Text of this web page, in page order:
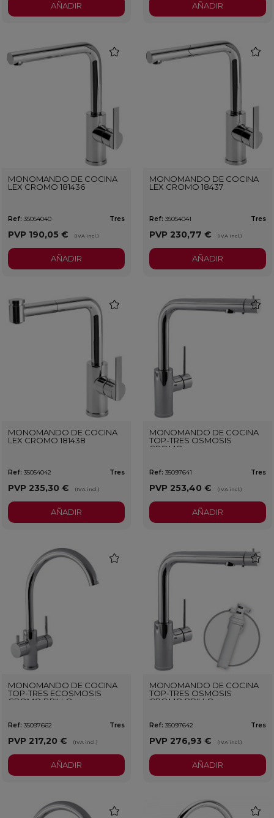
AÑADIR AÑADIR
MONOMANDO DE COCINA
LEX CROMO 181436
Ref: 35054040 Tres
PVP 190,05 € (IVA incl.)
AÑADIR
MONOMANDO DE COCINA
LEX CROMO 18437
Ref: 35054041 Tres
PVP 230,77 € (IVA incl.)
AÑADIR
MONOMANDO DE COCINA
LEX CROMO 181438
Ref: 35054042 Tres
PVP 235,30 € (IVA incl.)
AÑADIR
MONOMANDO DE COCINA
TOP-TRES OSMOSIS
CROMO
Ref: 35097641 Tres
PVP 253,40 € (IVA incl.)
AÑADIR
MONOMANDO DE COCINA
TOP-TRES ECOSMOSIS
CROMO BRILLO
Ref: 35097662 Tres
PVP 217,20 € (IVA incl.)
AÑADIR
MONOMANDO DE COCINA
TOP-TRES OSMOSIS
CROMO BRILLO
Ref: 35097642 Tres
PVP 276,93 € (IVA incl.)
AÑADIR